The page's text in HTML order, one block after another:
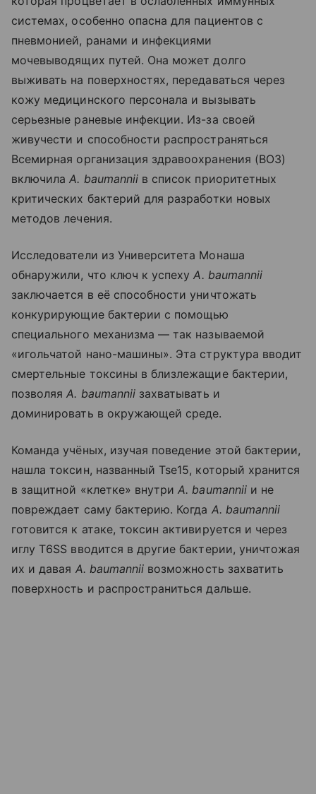
системах, особенно опасна для пациентов с
пневмонией, ранами и инфекциями
мочевыводящих путей. Она может долго
выживать на поверхностях, передаваться через
кожу медицинского персонала и вызывать
серьезные раневые инфекции. Из-за своей
живучести и способности распространяться
Всемирная организация здравоохранения (ВОЗ)
включилаA. baumannii в список приоритетных
критических бактерий для разработки новых
методов лечения.
Исследователи из Университета Монаша
обнаружили, что ключ к успехуA. baumannii
заключается в её способности уничтожать
конкурирующие бактерии с помощью
специального механизма — так называемой
«игольчатой нано-машины». Эта структура вводит
смертельные токсины в близлежащие бактерии,
позволяяA. baumannii захватывать и
доминировать в окружающей среде.
Команда учёных, изучая поведение этой бактерии,
нашла токсин, названный Tse15, который хранится
в защитной «клетке» внутриA. baumanniiи не
повреждает саму бактерию. Когда A. baumannii
готовится к атаке, токсин активируется и через
иглу T6SS вводится в другие бактерии, уничтожая
их и давая A. baumannii возможность захватить
поверхность и распространиться дальше.